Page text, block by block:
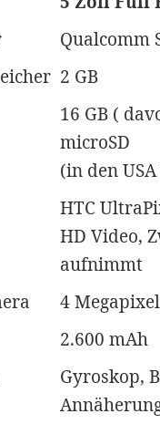
Qualcomm
2 GB
16 GB (
microSD
(in den
HTC
HD Video,
aufnimmt
4 Megapixel
2.600 mAh
Gyroskop,